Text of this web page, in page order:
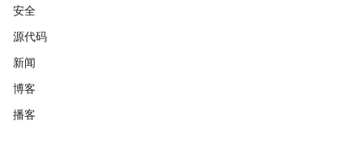
安全
源代码
新闻
博客
播客